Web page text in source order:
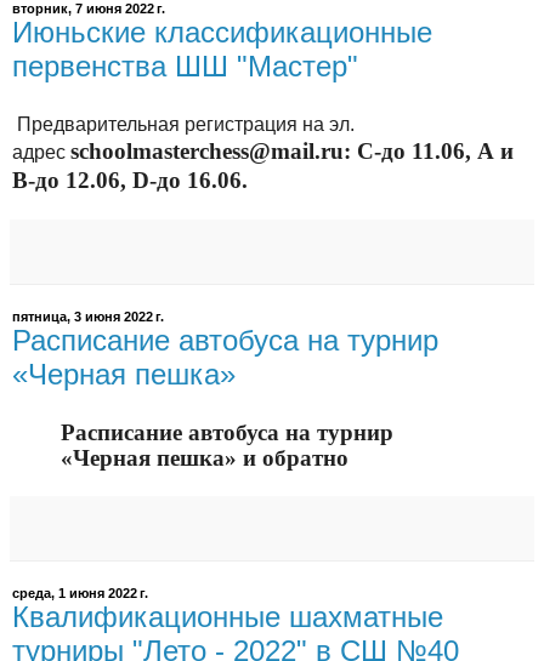
вторник, 7 июня 2022 г.
Июньские классификационные
первенства ШШ "Мастер"
Предварительная регистрация на эл.
адрес schoolmasterchess@mail.ru: С-до 11.06, А и
В-до 12.06, D-до 16.06.
пятница, 3 июня 2022 г.
Расписание автобуса на турнир
«Черная пешка»
Расписание автобуса на турнир
«Черная пешка» и обратно
среда, 1 июня 2022 г.
Квалификационные шахматные
турниры "Лето - 2022" в СШ №40